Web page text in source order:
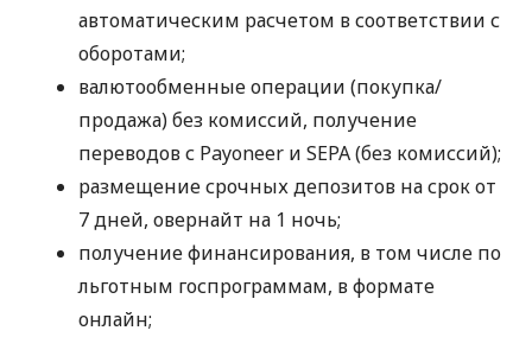
автоматическим расчетом в соответствии с
оборотами;
валютообменные операции (покупка/
продажа) без комиссий, получение
переводов с Payoneer и SEPA (без комиссий);
размещение срочных депозитов на срок от
7 дней, овернайт на 1 ночь;
получение финансирования, в том числе по
льготным госпрограммам, в формате
онлайн;